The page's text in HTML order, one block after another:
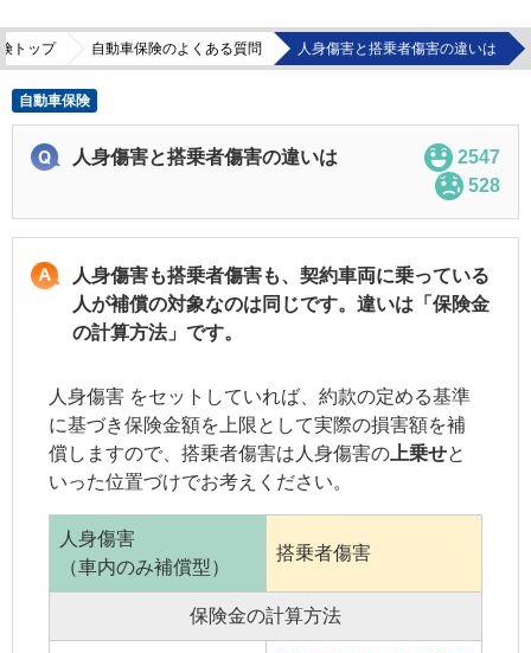
トップ 自動車保険のよくある質問 人身傷害と搭乗者傷害の違いは
自動車保険
人身傷害と搭乗者傷害の違いは
2547
528
人身傷害も搭乗者傷害も、契約車両に乗っている
人が補償の対象なのは同じです。違いは「保険金
の計算方法」です。
人身傷害 をセットしていれば、約款の定める基準
に基づき保険金額を上限として実際の損害額を補
償しますので、搭乗者傷害は 人身傷害の 上乗せと
いった位置づけでお考えください。
人身傷害
（車内のみ補償型）
搭乗者傷害
保険金の計算方法